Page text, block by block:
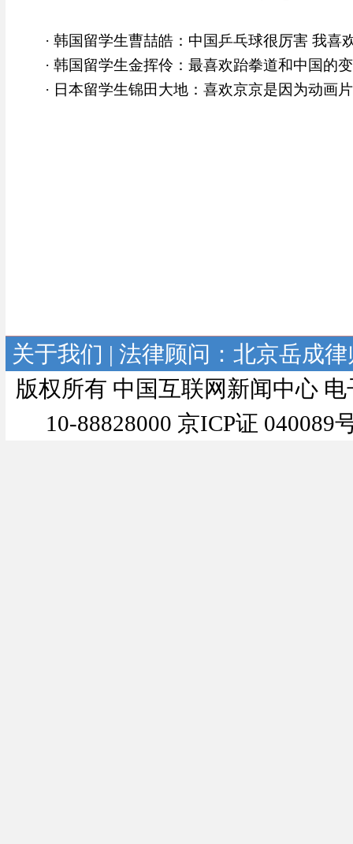
· 韩国留学生曹喆皓：中国乒乓球很厉害 我喜
· 韩国留学生金挥伶：最喜欢跆拳道和中国的
· 日本留学生锦田大地：喜欢京京是因为动画片
关于我们 | 法律顾问： 北京岳成
版权所有 中国互联网新闻中心 电
10-88828000 京ICP证